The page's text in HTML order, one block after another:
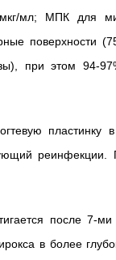
мл; МПК для
поверхности
при этом 94-
пластинку
реинфекции.
после 7-
в более